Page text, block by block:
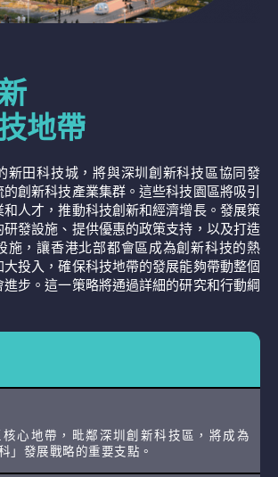
地帶
新田科技城，將與深圳創新科技區協同發
創新科技產業集群。這些科技園區將吸引
人才，推動科技創新和經濟增長。發展策
研發設施、提供優惠的政策支持，以及打造
施，讓香港北部都會區成為創新科技的熱
投入，確保科技地帶的發展能夠帶動整個
步。這一策略將通過詳細的研究和行動綱
心地帶，毗鄰深圳創新科技區，將成為
」發展戰略的重要支點。